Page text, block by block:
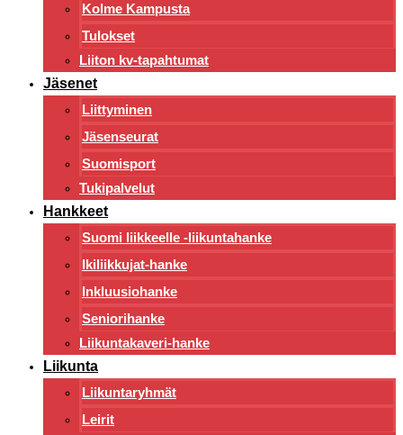
Kolme Kampusta
Tulokset
Liiton kv-tapahtumat
Jäsenet
Liittyminen
Jäsenseurat
Suomisport
Tukipalvelut
Hankkeet
Suomi liikkeelle -liikuntahanke
Ikiliikkujat-hanke
Inkluusiohanke
Seniorihanke
Liikuntakaveri-hanke
Liikunta
Liikuntaryhmät
Leirit